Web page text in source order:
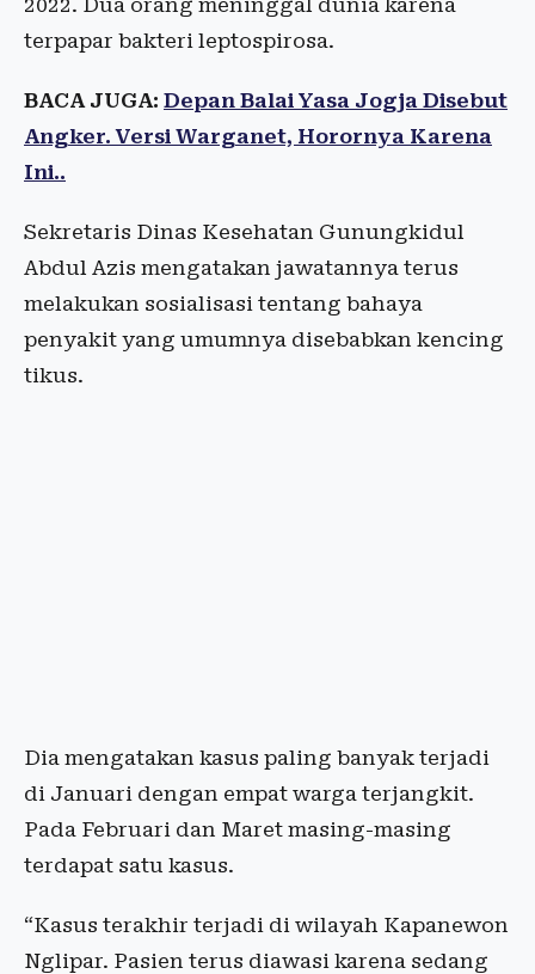
2022. Dua orang meninggal dunia karena
terpapar bakteri leptospirosa.
BACA JUGA: Depan Balai Yasa Jogja Disebut
Angker. Versi Warganet, Horornya Karena
Ini..
Sekretaris Dinas Kesehatan Gunungkidul
Abdul Azis mengatakan jawatannya terus
melakukan sosialisasi tentang bahaya
penyakit yang umumnya disebabkan kencing
tikus.
Dia mengatakan kasus paling banyak terjadi
di Januari dengan empat warga terjangkit.
Pada Februari dan Maret masing-masing
terdapat satu kasus.
“Kasus terakhir terjadi di wilayah Kapanewon
Nglipar. Pasien terus diawasi karena sedang